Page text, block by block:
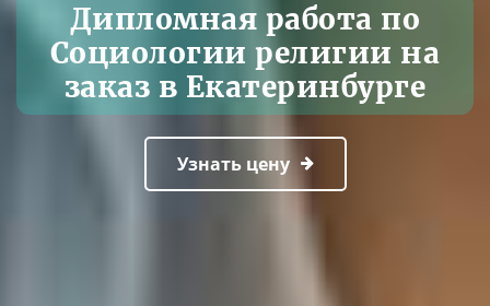
Дипломная работа по
Социологии религии на
заказ в Екатеринбурге
Узнать цену